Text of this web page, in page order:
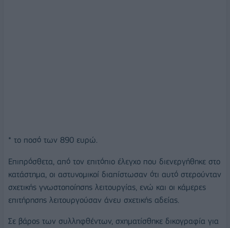
* το ποσό των 890 ευρώ.
Επιπρόσθετα, από τον επιτόπιο έλεγχο που διενεργήθηκε στο
κατάστημα, οι αστυνομικοί διαπίστωσαν ότι αυτό στερούνταν
σχετικής γνωστοποίησης λειτουργίας, ενώ και οι κάμερες
επιτήρησης λειτουργούσαν άνευ σχετικής αδείας.
Σε βάρος των συλληφθέντων, σχηματίσθηκε δικογραφία για